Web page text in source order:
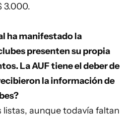
3.000.
ha manifestado la
presenten su propia
La AUF tiene el deber de
la información de
listas, aunque todavía faltan